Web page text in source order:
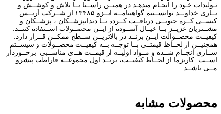
تـولیدات خـود را انجـام میدهـد در همیــن راســتا بــا تلاش و کوشــش و
یــاری خداونــد توانســتیم گواهینامــه ایــزو ۱۳۴۸۵ از شــرکت آریــس
کیســی کــره جنوبــی دریافــت کــرده تــا دندانپزشــکان ، پزشــکان و
مشــتریان عزیــز بــا خیــال آســوده از ایــن محصــولات اســتفاده کننــد.
کیفیــت محصــوالت ایــن برنــد در بالاتریــن ســطح ممکــن قــرار دارد.
همچنیــن از لحــاظ قیمتــی بــا توجــه بــه کیفیــت محصــولات و سیســتم
ســازی انجــام شــده و مــواد اولیــه از قیمــت هــای مناســبی برخــوردار
اســت. کاریزما از لحــاظ کیفیــت، برنــد اول مجموعــه فاراطب پیشرو
مــی باشــد.
محصولات مشابه